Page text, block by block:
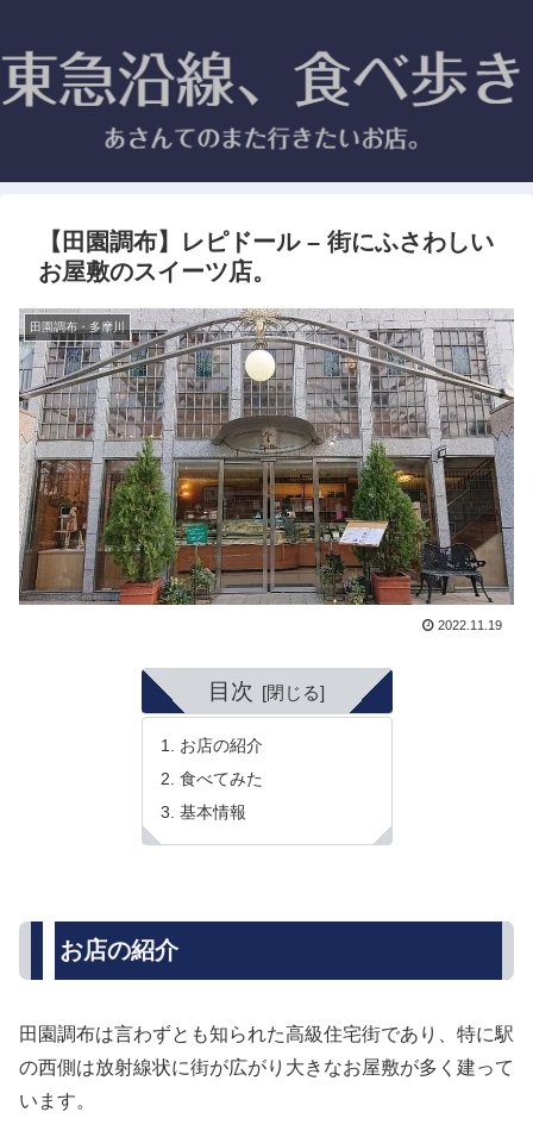
【田園調布】レピドール – 街にふさわしい
お屋敷のスイーツ店。
田園調布・多摩川
2022.11.19
目次
お店の紹介
食べてみた
基本情報
お店の紹介
田園調布は言わずとも知られた高級住宅街であり、特に駅
の西側は放射線状に街が広がり大きなお屋敷が多く建って
います。